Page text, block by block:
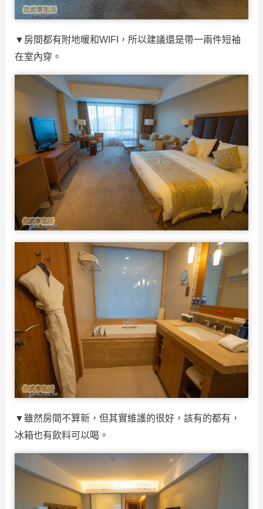
▼房間都有附地暖和WIFI，所以建議還是帶一兩件短袖
在室內穿。
▼雖然房間不算新，但其實維護的很好，該有的都有，
冰箱也有飲料可以喝。